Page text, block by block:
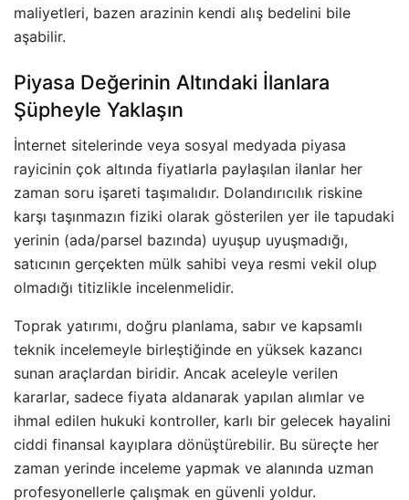
maliyetleri, bazen arazinin kendi alış bedelini bile
aşabilir.
Piyasa Değerinin Altındaki İlanlara
Şüpheyle Yaklaşın
İnternet sitelerinde veya sosyal medyada piyasa
rayicinin çok altında fiyatlarla paylaşılan ilanlar her
zaman soru işareti taşımalıdır. Dolandırıcılık riskine
karşı taşınmazın fiziki olarak gösterilen yer ile tapudaki
yerinin (ada/parsel bazında) uyuşup uyuşmadığı,
satıcının gerçekten mülk sahibi veya resmi vekil olup
olmadığı titizlikle incelenmelidir.
Toprak yatırımı, doğru planlama, sabır ve kapsamlı
teknik incelemeyle birleştiğinde en yüksek kazancı
sunan araçlardan biridir. Ancak aceleyle verilen
kararlar, sadece fiyata aldanarak yapılan alımlar ve
ihmal edilen hukuki kontroller, karlı bir gelecek hayalini
ciddi finansal kayıplara dönüştürebilir. Bu süreçte her
zaman yerinde inceleme yapmak ve alanında uzman
profesyonellerle çalışmak en güvenli yoldur.